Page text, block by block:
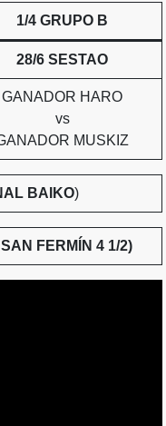
1/4 GRUPO B
28/6 SESTAO
GANADOR HARO
vs
MUSKIZ
BAIKO)
FERMÍN 4 1/2)